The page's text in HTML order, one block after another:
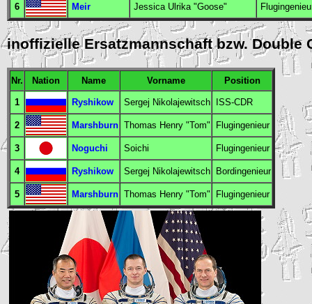
6 Meir Jessica Ulrika "Goose"
inoffizielle Ersatzmannschaft bzw. Double
Nr. Nation Name Vorname Position
1 Ryshikow Sergej Nikolajewitsch ISS-CDR
2 Marshburn Thomas Henry "Tom" Flugingenieur
3 Noguchi Soichi Flugingenieur
4 Ryshikow Sergej Nikolajewitsch Bordingenieur
5 Marshburn Thomas Henry "Tom" Flugingenieur